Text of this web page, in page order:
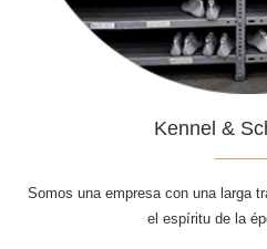
Kennel &
Somos una empresa con una larga
el espíritu de la